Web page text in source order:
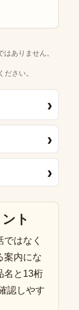
ありません。
さい。
›
›
›
ト
はなく
案内にな
名と13桁
認しやす